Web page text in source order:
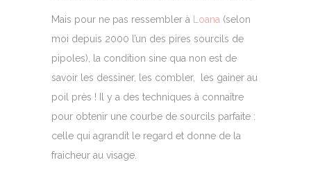
Mais pour ne pas ressembler à Loana (selon
moi depuis 2000 l’un des pires sourcils de
pipoles), la condition sine qua non est de
savoir les dessiner, les combler, les gainer au
poil près ! Il y a des techniques à connaître
pour obtenir une courbe de sourcils parfaite :
celle qui agrandit le regard et donne de la
fraicheur au visage.